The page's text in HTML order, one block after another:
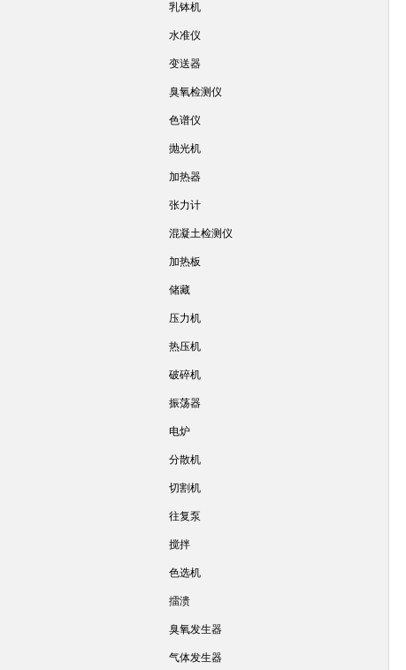
乳钵机
水准仪
变送器
臭氧检测仪
色谱仪
抛光机
加热器
张力计
混凝土检测仪
加热板
储藏
压力机
热压机
破碎机
振荡器
电炉
分散机
切割机
往复泵
搅拌
色选机
擂溃
臭氧发生器
气体发生器